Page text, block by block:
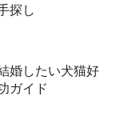
探し
婚したい犬猫好
ガイド